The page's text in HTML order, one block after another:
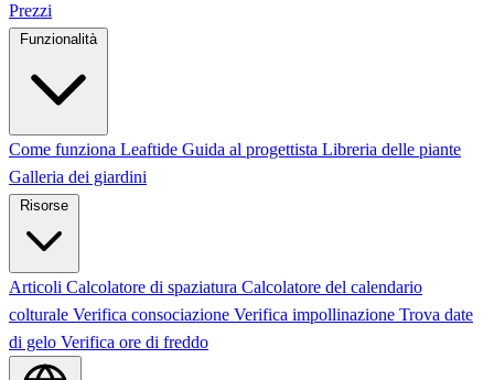
Prezzi
Funzionalità
Come funziona Leaftide Guida al progettista Libreria delle piante
Galleria dei giardini
Risorse
Articoli Calcolatore di spaziatura Calcolatore del calendario
colturale Verifica consociazione Verifica impollinazione Trova date
di gelo Verifica ore di freddo